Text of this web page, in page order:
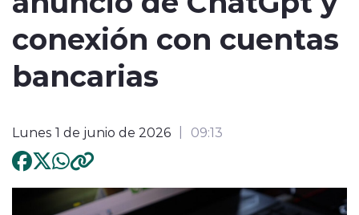
modo claro
conexión con cuentas
bancarias
Lunes 1 de junio de 2026 09:13